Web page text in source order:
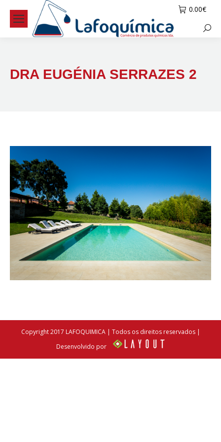
0.00€
DRA EUGÉNIA SERRAZES 2
Copyright 2017 LAFOQUIMICA | Todos os direitos reservados |
Desenvolvido por